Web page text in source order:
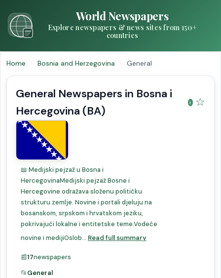
World Newspapers
Explore newspapers & news sites from 150+
countries
Home › Bosnia and Herzegovina › General
General Newspapers in Bosna i
Hercegovina (BA)
☆
📖 Medijski pejzaž u Bosna i
HercegovinaMedijski pejzaž Bosne i
Hercegovine odražava složenu političku
strukturu zemlje. Novine i portali djeluju na
bosanskom, srpskom i hrvatskom jeziku,
pokrivajući lokalne i entitetske teme.Vodeće
novine i medijiOslob... Read full summary
📰17newspapers
📂 General